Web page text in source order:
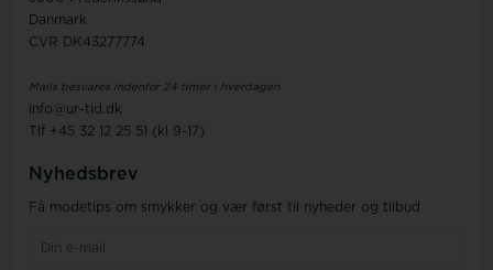
Danmark
CVR DK43277774
Mails besvares indenfor 24 timer i hverdagen
info@ur-tid.dk
Tlf +45 32 12 25 51 (kl 9-17)
Nyhedsbrev
Få modetips om smykker og vær først til nyheder og tilbud